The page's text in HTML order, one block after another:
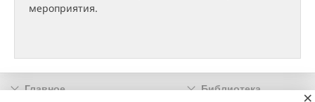
мероприятия.
Главное Библиотека
×